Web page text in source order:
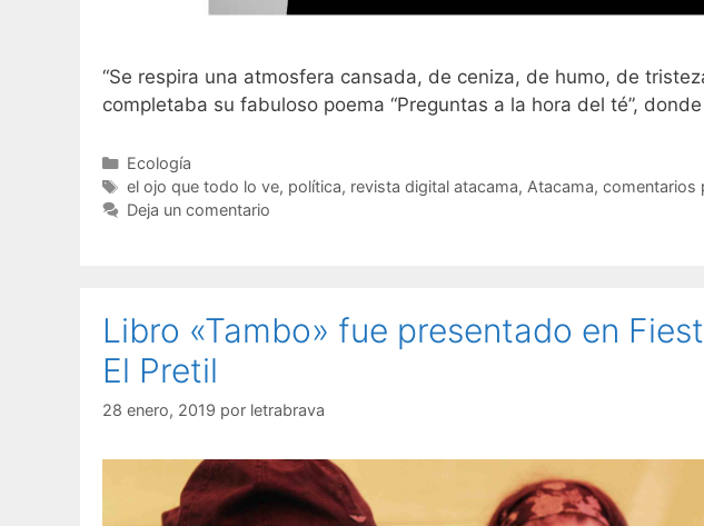
“Se respira una atmosfera cansada, de ceniza, de humo, de
completaba su fabuloso poema “Preguntas a la hora del té”,
Ecología
el ojo que todo lo ve, política, revista digital atacama, Atacama, comentarios
Deja un comentario
Libro «Tambo» fue presentado en
El Pretil
28 enero, 2019 por letrabrava